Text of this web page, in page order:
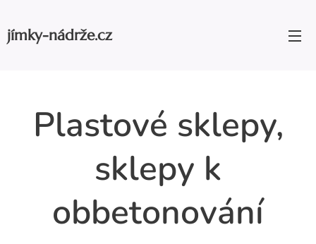
jímky-nádrže.cz
Plastové sklepy,
sklepy k
obbetonování